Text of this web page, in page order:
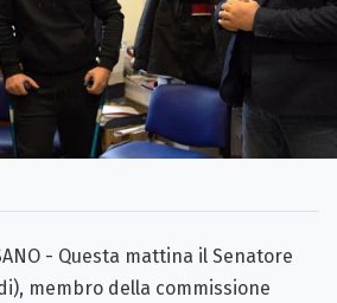
- Questa mattina il Senatore
membro della commissione